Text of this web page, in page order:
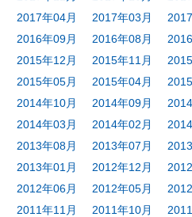
2017年04月
2017年03月
2016年09月
2016年08月
2015年12月
2015年11月
2015年05月
2015年04月
2014年10月
2014年09月
2014年03月
2014年02月
2013年08月
2013年07月
2013年01月
2012年12月
2012年06月
2012年05月
2011年11月
2011年10月